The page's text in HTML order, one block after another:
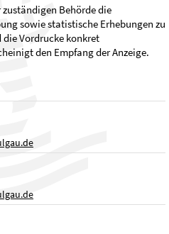
zuständigen Behörde die
sowie statistische Erhebungen zu
die Vordrucke konkret
den Empfang der Anzeige.